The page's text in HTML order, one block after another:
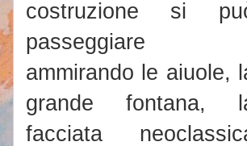
costruzione si
passeggiare
ammirando le aiuole,
grande fontana,
facciata